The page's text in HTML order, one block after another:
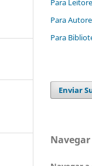
Para
Para
Para
Enviar
Navegar